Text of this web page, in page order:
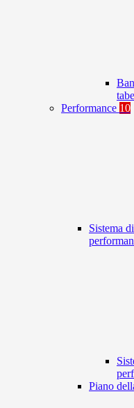
Performance 10
Sistema
Piano